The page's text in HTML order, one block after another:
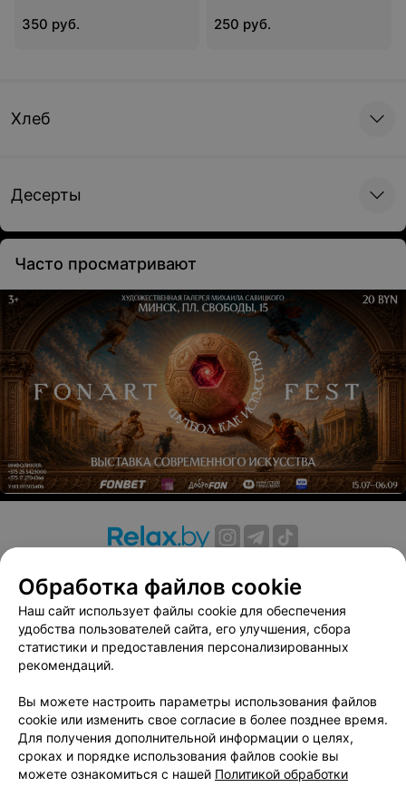
350 руб. 250 руб.
Хлеб
Десерты
Часто просматривают
Вакансии
Публичный договор
Способы оплаты
Публичный договор по использованию сервиса
«Афиша»
Пользовательское соглашение
Связаться по вопросам сотрудничества
Написать руководителю relax.by
Персональные настройки cookie
Обработка файлов cookie
Наш сайт использует файлы cookie для обеспечения
удобства пользователей сайта, его улучшения, сбора
статистики и предоставления персонализированных
рекомендаций.
Вы можете настроить параметры использования файлов
cookie или изменить свое согласие в более позднее время.
Для получения дополнительной информации о целях,
сроках и порядке использования файлов cookie вы
можете ознакомиться с нашей Политикой обработки